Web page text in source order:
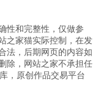
性和完整性，仅做参
之家猫实际控制，在发
法，后期网页的内容如
除，网站之家不承担任
，原创作品交易平台